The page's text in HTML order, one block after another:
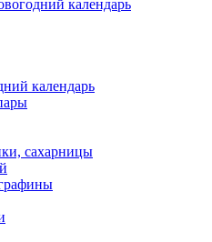
календарь
календарь
сахарницы